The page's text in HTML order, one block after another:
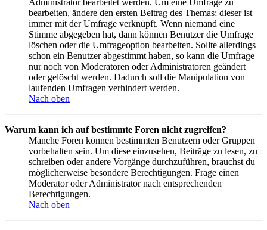
Administrator bearbeitet werden. Um eine Umfrage zu
bearbeiten, ändere den ersten Beitrag des Themas; dieser ist
immer mit der Umfrage verknüpft. Wenn niemand eine
Stimme abgegeben hat, dann können Benutzer die Umfrage
löschen oder die Umfrageoption bearbeiten. Sollte allerdings
schon ein Benutzer abgestimmt haben, so kann die Umfrage
nur noch von Moderatoren oder Administratoren geändert
oder gelöscht werden. Dadurch soll die Manipulation von
laufenden Umfragen verhindert werden.
Nach oben
Warum kann ich auf bestimmte Foren nicht zugreifen?
Manche Foren können bestimmten Benutzern oder Gruppen
vorbehalten sein. Um diese einzusehen, Beiträge zu lesen, zu
schreiben oder andere Vorgänge durchzuführen, brauchst du
möglicherweise besondere Berechtigungen. Frage einen
Moderator oder Administrator nach entsprechenden
Berechtigungen.
Nach oben